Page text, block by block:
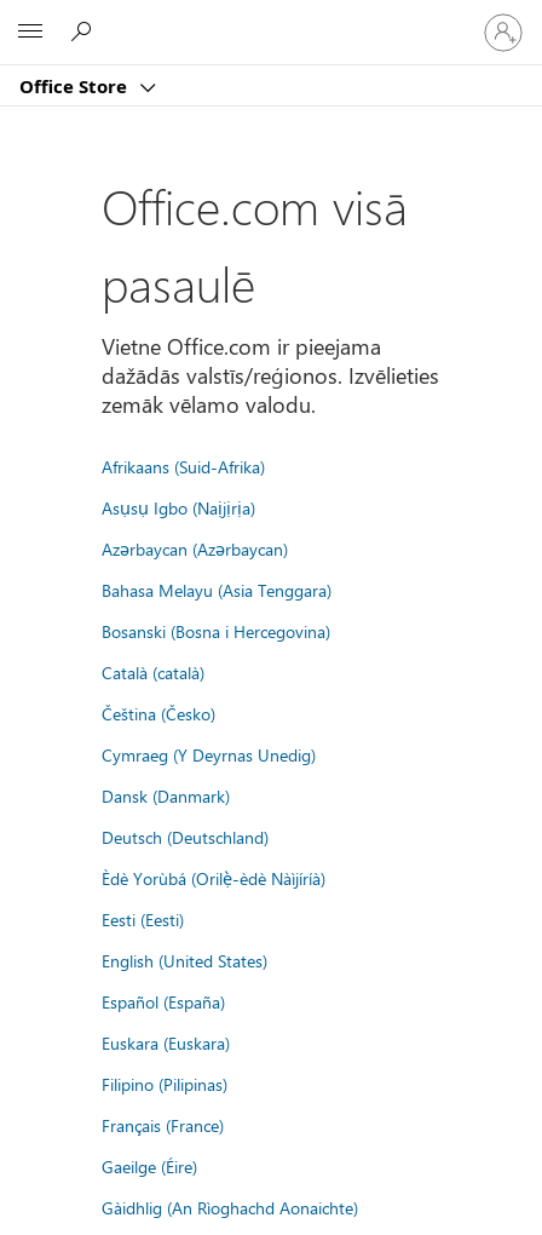
Office Store
savā
kontā
Office.com visā
pasaulē
Vietne Office.com ir pieejama
dažādās valstīs/reģionos. Izvēlieties
zemāk vēlamo valodu.
Afrikaans (Suid-Afrika)
Asụsụ Igbo (Naịjịrịa)
Azərbaycan (Azərbaycan)
Bahasa Melayu (Asia Tenggara)
Bosanski (Bosna i Hercegovina)
Català (català)
Čeština (Česko)
Cymraeg (Y Deyrnas Unedig)
Dansk (Danmark)
Deutsch (Deutschland)
Èdè Yorùbá (Orilẹ̀-èdè Nàìjíríà)
Eesti (Eesti)
English (United States)
Español (España)
Euskara (Euskara)
Filipino (Pilipinas)
Français (France)
Gaeilge (Éire)
Gàidhlig (An Rìoghachd Aonaichte)